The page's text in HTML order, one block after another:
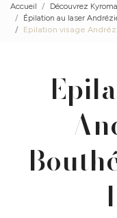
Accueil
Découvrez
Épilation au laser
Epilation visage